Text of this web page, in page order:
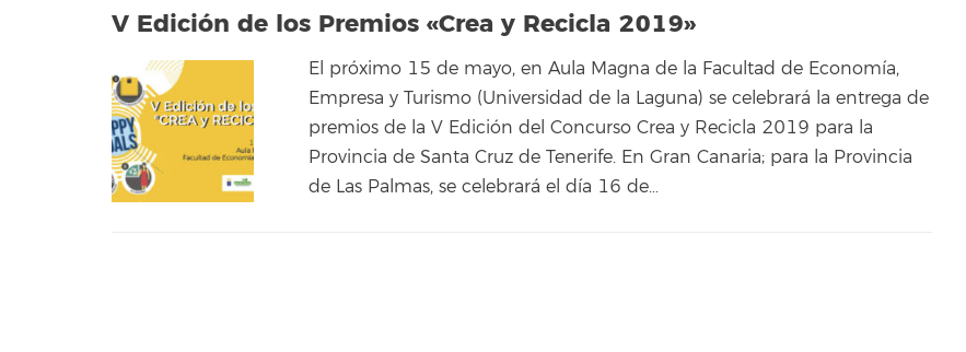
V Edición de los Premios «Crea y Recicla 2019»
El próximo 15 de mayo, en Aula Magna de la Facultad de Economía,
Empresa y Turismo (Universidad de la Laguna) se celebrará la entrega de
premios de la V Edición del Concurso Crea y Recicla 2019 para la
Provincia de Santa Cruz de Tenerife. En Gran Canaria; para la Provincia
de Las Palmas, se celebrará el día 16 de…